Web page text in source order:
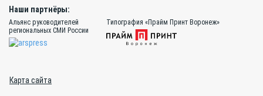
Наши партнёры:
Альянс руководителей
региональных СМИ России
Типография «Прайм Принт Воронеж»
Карта сайта